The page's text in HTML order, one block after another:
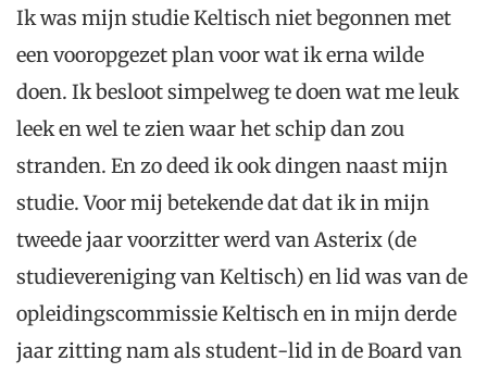
Ik was mijn studie Keltisch niet begonnen met
een vooropgezet plan voor wat ik erna wilde
doen. Ik besloot simpelweg te doen wat me leuk
leek en wel te zien waar het schip dan zou
stranden. En zo deed ik ook dingen naast mijn
studie. Voor mij betekende dat dat ik in mijn
tweede jaar voorzitter werd van Asterix (de
studievereniging van Keltisch) en lid was van de
opleidingscommissie Keltisch en in mijn derde
jaar zitting nam als student-lid in de Board van